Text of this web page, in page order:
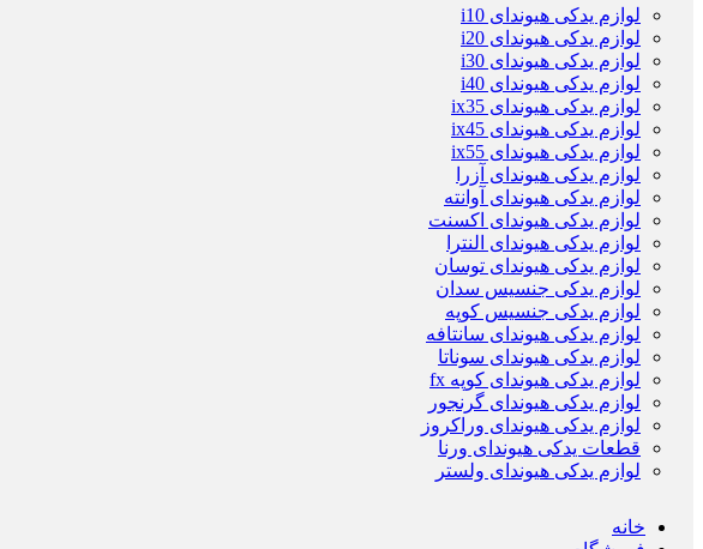
لوازم یدکی هیوندای i10
لوازم یدکی هیوندای i20
لوازم یدکی هیوندای i30
لوازم یدکی هیوندای i40
لوازم یدکی هیوندای ix35
لوازم یدکی هیوندای ix45
لوازم یدکی هیوندای ix55
لوازم یدکی هیوندای آزرا
لوازم یدکی هیوندای آوانته
لوازم یدکی هیوندای اکسنت
لوازم یدکی هیوندای النترا
لوازم یدکی هیوندای توسان
لوازم یدکی جنسیس سدان
لوازم یدکی جنسیس کوپه
لوازم یدکی هیوندای سانتافه
لوازم یدکی هیوندای سوناتا
لوازم یدکی هیوندای کوپه fx
لوازم یدکی هیوندای گرنجور
لوازم یدکی هیوندای وراکروز
قطعات یدکی هیوندای ورنا
لوازم یدکی هیوندای ولستر
خانه